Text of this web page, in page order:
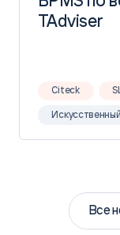
TAdviser
TAdviser
Citeck
Все